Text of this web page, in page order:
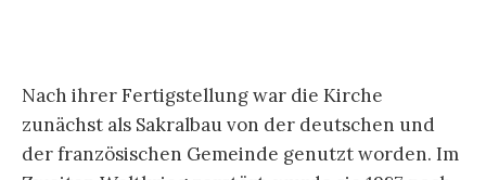
Nach ihrer Fertigstellung war die Kirche
zunächst als Sakralbau von der deutschen und
der französischen Gemeinde genutzt worden. Im